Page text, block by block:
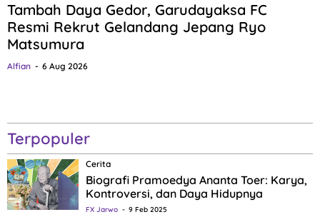
Tambah Daya Gedor, Garudayaksa FC
Resmi Rekrut Gelandang Jepang Ryo
Matsumura
Alfian 6 Aug 2026
Terpopuler
Cerita
Biografi Pramoedya Ananta Toer: Karya,
Kontroversi, dan Daya Hidupnya
FX Jarwo 9 Feb 2025